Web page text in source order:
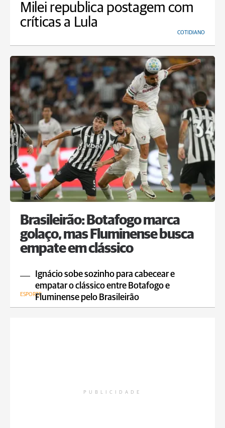
Milei republica postagem com
críticas a Lula
COTIDIANO
Brasileirão: Botafogo marca
golaço, mas Fluminense busca
empate em clássico
Ignácio sobe sozinho para cabecear e
empatar o clássico entre Botafogo e
Fluminense pelo Brasileirão
ESPORTE
PUBLICIDADE